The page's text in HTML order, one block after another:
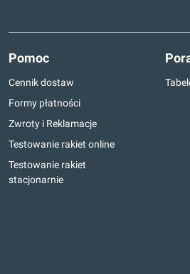
Pomoc
Cennik dostaw
Formy płatności
Zwroty i Reklamacje
Testowanie rakiet online
Testowanie rakiet
stacjonarnie